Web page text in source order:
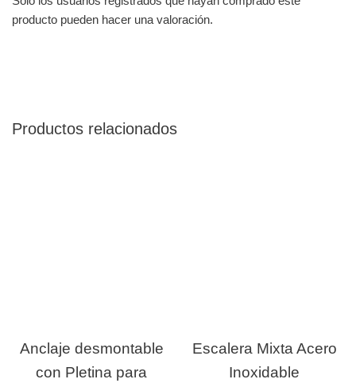
producto pueden hacer una valoración.
Productos relacionados
Anclaje desmontable
con Pletina para
Escalera Mixta Acero
Inoxidable